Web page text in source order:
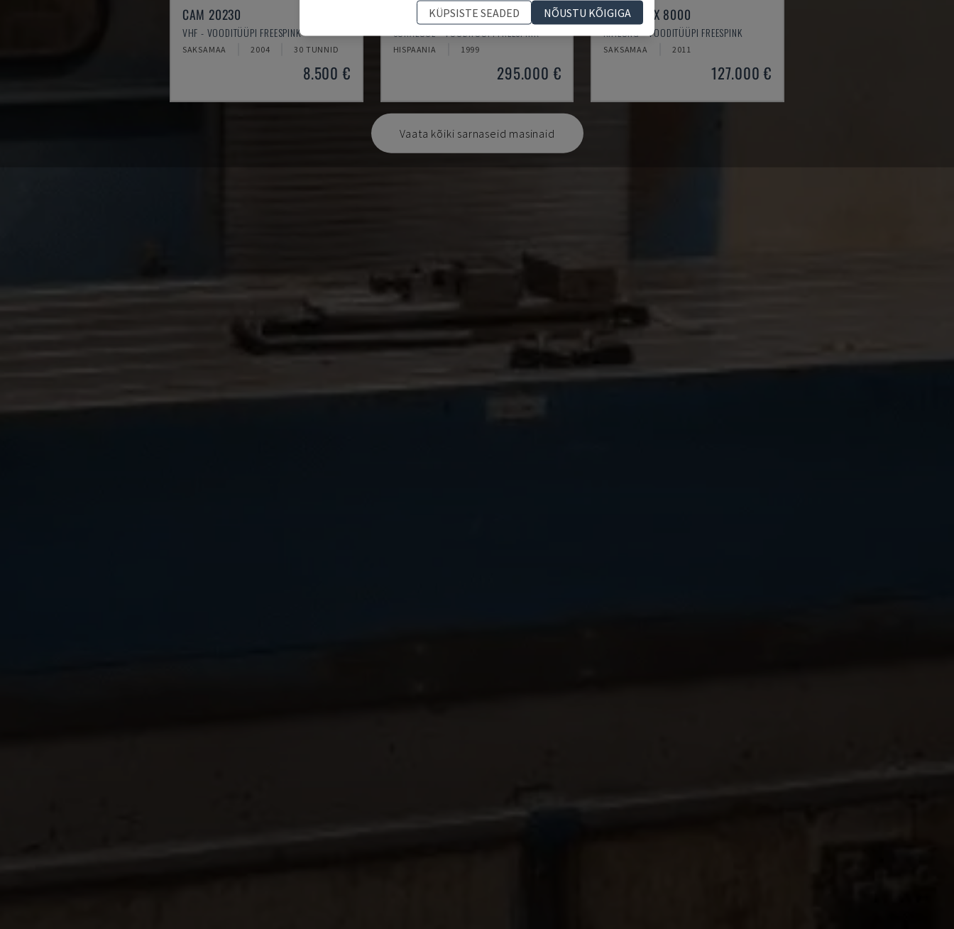
CAM 20230
VHF - VOODITÜÜPI FREESPINK
SAKSAMAA 2004 30 TUNNID
8.500 €
SM 8000
SORALUCE - VOODITÜÜPI FREESPINK
HISPAANIA 1999
295.000 €
RIGITRAX X 8000
KIHEUNG - VOODITÜÜPI FREESPINK
SAKSAMAA 2011
127.000 €
Vaata kõiki sarnaseid masinaid
KÜPSISTE SEADED
NÕUSTU KÕIGIGA